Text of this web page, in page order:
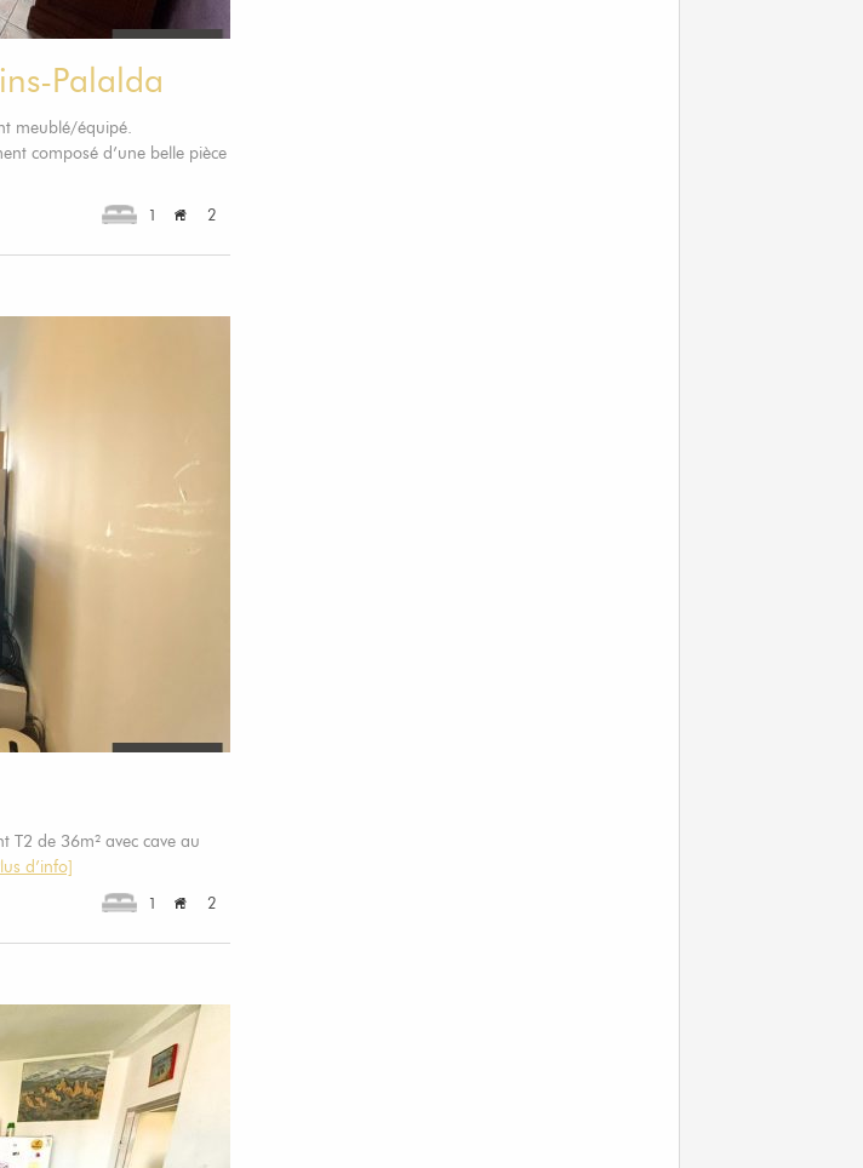
Palalda
meublé/équipé.
composé d’une belle pièce
1 2
T2 de 36m² avec cave au
d’info]
1 2